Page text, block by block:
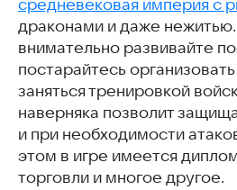
средневековая империя с
драконами и даже
внимательно развивайте
постарайтесь
заняться тренировкой
наверняка позволит
и при необходимости
этом в игре имеется
торговли и многое другое.